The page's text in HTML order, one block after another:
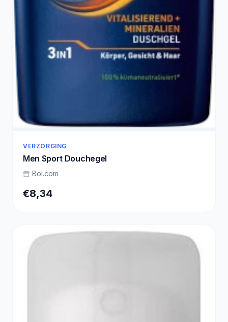
VERZORGING
Men Sport Douchegel
Bol.com
€8,34